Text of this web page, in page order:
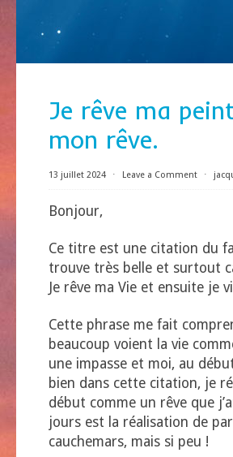
Je rêve ma
mon rêve.
13 juillet 2024 ⋅ Leave a Comment ⋅
Bonjour,
Ce titre est une citation du
trouve très belle et surtout
Je rêve ma Vie et ensuite je
Cette phrase me fait
beaucoup voient la vie
une impasse et moi, au
bien dans cette citation, je
début comme un rêve que
jours est la réalisation de
cauchemars, mais si peu !